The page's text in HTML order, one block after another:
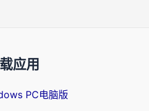
载应用
PC电脑版